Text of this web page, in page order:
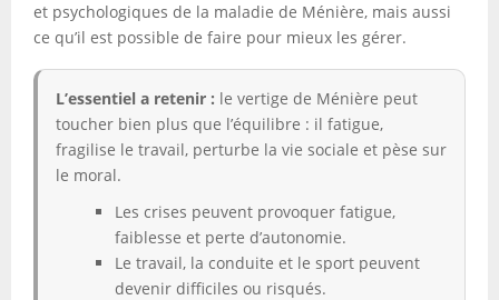
et psychologiques de la maladie de Ménière, mais aussi
ce qu’il est possible de faire pour mieux les gérer.
L’essentiel a retenir : le vertige de Ménière peut
toucher bien plus que l’équilibre : il fatigue,
fragilise le travail, perturbe la vie sociale et pèse sur
le moral.
Les crises peuvent provoquer fatigue,
faiblesse et perte d’autonomie.
Le travail, la conduite et le sport peuvent
devenir difficiles ou risqués.